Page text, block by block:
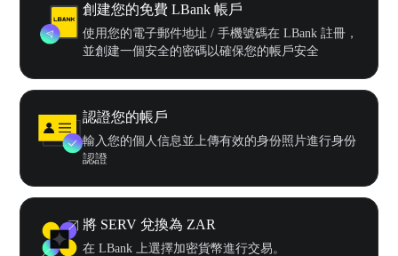
創建您的免費 LBank 帳戶
使用您的電子郵件地址 / 手機號碼在 LBank 註冊，
並創建一個安全的密碼以確保您的帳戶安全
認證您的帳戶
輸入您的個人信息並上傳有效的身份照片進行身份
認證
將 SERV 兌換為 ZAR
在 LBank 上選擇加密貨幣進行交易。